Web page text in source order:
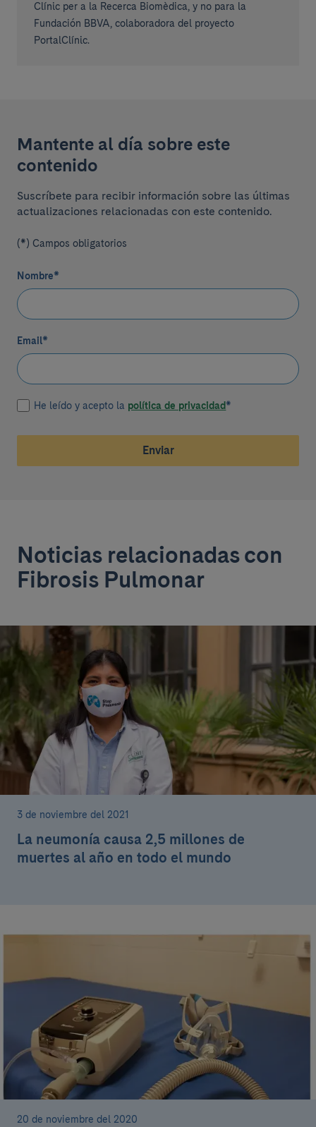
Clínic per a la Recerca Biomèdica, y no para la
Fundación BBVA, colaboradora del proyecto
PortalClínic.
Mantente al día sobre este
contenido
Suscríbete para recibir información sobre las últimas
actualizaciones relacionadas con este contenido.
(*) Campos obligatorios
Nombre*
Email*
He leído y acepto la política de privacidad*
Enviar
Noticias relacionadas con
Fibrosis Pulmonar
3 de noviembre del 2021
La neumonía causa 2,5 millones de
muertes al año en todo el mundo
20 de noviembre del 2020